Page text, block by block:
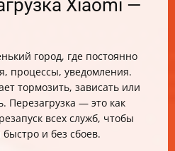
Xiaomi —
город, где постоянно
процессы, уведомления.
тормозить, зависать или
Перезагрузка — это как
всех служб, чтобы
и без сбоев.